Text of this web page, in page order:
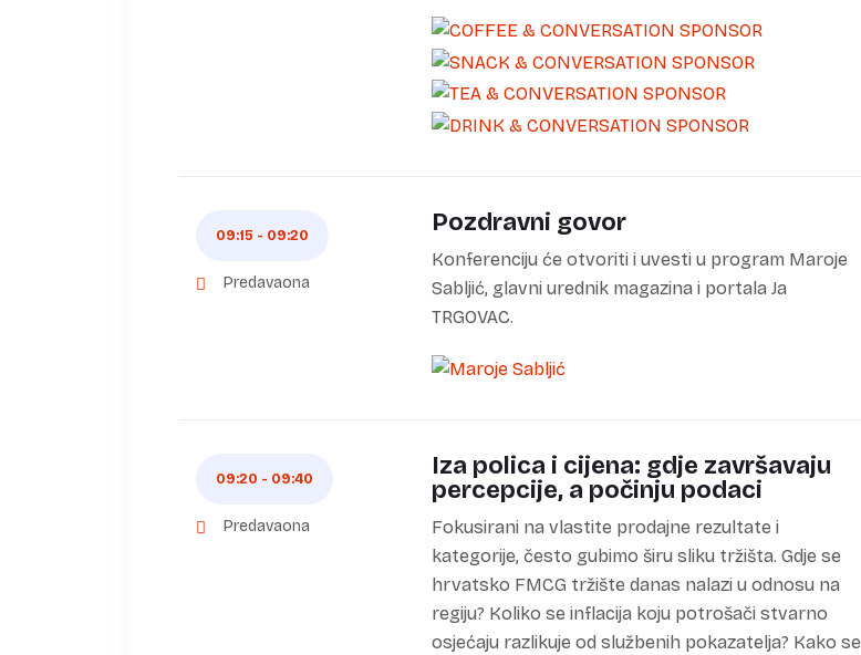
09:15 - 09:20
Predavaona
Pozdravni govor
Konferenciju će otvoriti i uvesti u program Maroje
Sabljić, glavni urednik magazina i portala Ja
TRGOVAC.
09:20 - 09:40
Predavaona
Iza polica i cijena: gdje završavaju
percepcije, a počinju podaci
Fokusirani na vlastite prodajne rezultate i
kategorije, često gubimo širu sliku tržišta. Gdje se
hrvatsko FMCG tržište danas nalazi u odnosu na
regiju? Koliko se inflacija koju potrošači stvarno
osjećaju razlikuje od službenih pokazatelja? Kako se